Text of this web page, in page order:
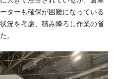
ターも確保が困難になっている
況を考慮、積み降ろし作業の省
。